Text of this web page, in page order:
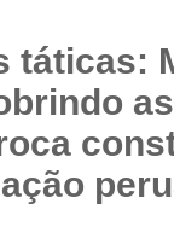
táticas: